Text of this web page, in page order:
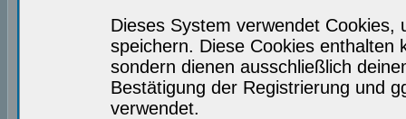
Dieses System verwendet
speichern. Diese Cookies enthalten
sondern dienen ausschließlich
Bestätigung der Registrierung und
verwendet.